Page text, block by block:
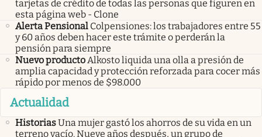
tarjetas de crédito de todas las personas que figuren en
esta página web - Clone
Alerta Pensional Colpensiones: los trabajadores entre 55
y 60 años deben hacer este trámite o perderán la
pensión para siempre
Nuevo productoAlkosto liquida una olla a presión de
amplia capacidad y protección reforzada para cocer más
rápido por menos de $98.000
Actualidad
HistoriasUna mujer gastó los ahorros de su vida en un
terreno vacío. Nueve años después, un grupo de